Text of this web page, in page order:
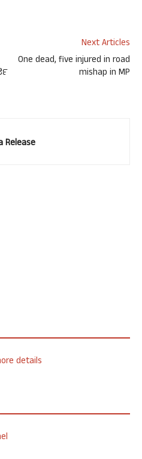
Next Articles
One dead, five injured in road
mishap in MP
Release
details